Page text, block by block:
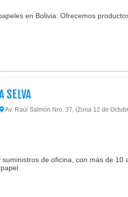
en Bolivia. Ofrecemos
SELVA
Av. Raúl Salmón Nro. 37, (Zona 12 de
de oficina, con más de 10